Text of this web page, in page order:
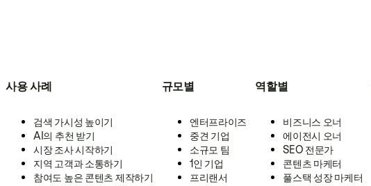
사용 사례
검색 가시성 높이기
AI의 추천 받기
시장 조사 시작하기
지역 고객과 소통하기
참여도 높은 콘텐츠 제작하기
규모별
엔터프라이즈
중견 기업
소규모 팀
1인 기업
프리랜서
역할별
비즈니스 오너
에이전시 오너
SEO 전문가
콘텐츠 마케터
풀스택 성장 마케터